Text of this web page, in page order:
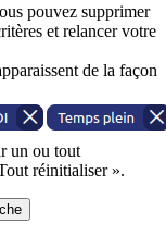
pouvez supprimer
et relancer votre
de la façon
un ou tout
réinitialiser ».